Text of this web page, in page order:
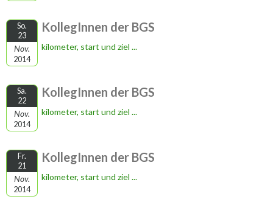
So.
23
Nov.
2014
KollegInnen der BGS
kilometer, start und ziel ...
Sa.
22
Nov.
2014
KollegInnen der BGS
kilometer, start und ziel ...
Fr.
21
Nov.
2014
KollegInnen der BGS
kilometer, start und ziel ...